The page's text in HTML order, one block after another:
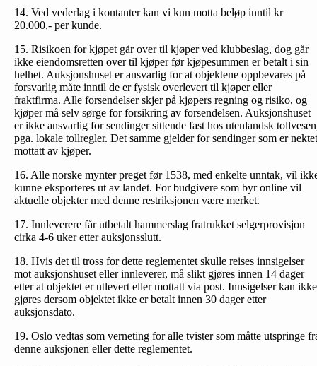
14. Ved vederlag i kontanter kan vi kun motta beløp inntil kr
20.000,- per kunde.
15. Risikoen for kjøpet går over til kjøper ved klubbeslag, dog går
ikke eiendomsretten over til kjøper før kjøpesummen er betalt i sin
helhet. Auksjonshuset er ansvarlig for at objektene oppbevares på
forsvarlig måte inntil de er fysisk overlevert til kjøper eller
fraktfirma. Alle forsendelser skjer på kjøpers regning og risiko, og
kjøper må selv sørge for forsikring av forsendelsen. Auksjonshuset
er ikke ansvarlig for sendinger sittende fast hos utenlandsk
pga. lokale tollregler. Det samme gjelder for sendinger som er nektet
mottatt av kjøper.
16. Alle norske mynter preget før 1538, med enkelte unntak, vil
kunne eksporteres ut av landet. For budgivere som byr online vil
aktuelle objekter med denne restriksjonen være merket.
17. Innleverere får utbetalt hammerslag fratrukket selgerprovisjon
cirka 4-6 uker etter auksjonsslutt.
18. Hvis det til tross for dette reglementet skulle reises inn­sigelser
mot auksjonshuset eller innleverer, må slikt gjøres innen 14 dager
etter at objektet er utlevert eller mottatt via post. Innsigelser kan ikke
gjøres dersom objektet ikke er betalt innen 30 dager etter
auksjonsdato.
19. Oslo vedtas som verneting for alle tvister som måtte utspringe
denne auksjonen eller dette reglementet.